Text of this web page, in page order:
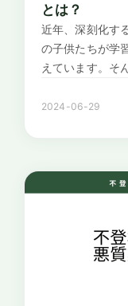
とは？
近年、深刻化す
の子供たちが学
えています。そ
2024-06-29